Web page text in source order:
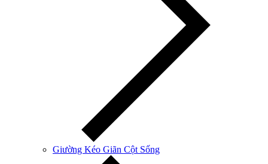
Giường Kéo Giãn Cột Sống